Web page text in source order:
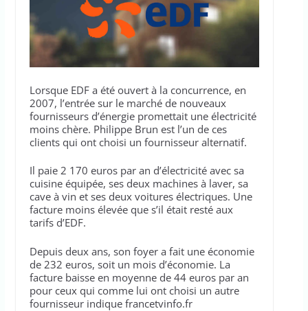
Lorsque EDF a été ouvert à la concurrence, en
2007, l’entrée sur le marché de nouveaux
fournisseurs d’énergie promettait une électricité
moins chère. Philippe Brun est l’un de ces
clients qui ont choisi un fournisseur alternatif.
Il paie 2 170 euros par an d’électricité avec sa
cuisine équipée, ses deux machines à laver, sa
cave à vin et ses deux voitures électriques. Une
facture moins élevée que s’il était resté aux
tarifs d’EDF.
Depuis deux ans, son foyer a fait une économie
de 232 euros, soit un mois d’économie. La
facture baisse en moyenne de 44 euros par an
pour ceux qui comme lui ont choisi un autre
fournisseur indique francetvinfo.fr